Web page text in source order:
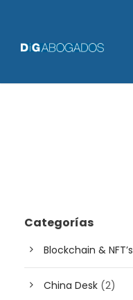
Categorías
Blockchain & NFT’s
China Desk (2)